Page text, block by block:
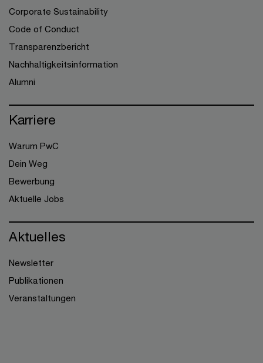
Corporate Sustainability
Code of Conduct
Transparenzbericht
Nachhaltigkeitsinformation
Alumni
Karriere
Warum PwC
Dein Weg
Bewerbung
Aktuelle Jobs
Aktuelles
Newsletter
Publikationen
Veranstaltungen